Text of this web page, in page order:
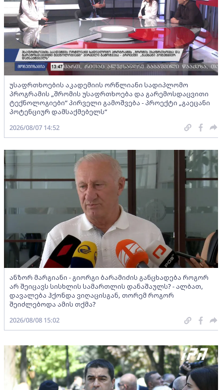
უსაფრთხოების აკადემიის ორწლიანი სადიპლომო
პროგრამის „შრომის უსაფრთხოება და გარემოსდაცვითი
ტექნოლოგიები“ პირველი გამოშვება - პროექტი „გაეცანი
პოტენციურ დამსაქმებელს“
2026/08/07 14:52
ანზორ მარგიანი - გიორგი ბარამიძის განცხადება როგორ
არ შეიცავს სისხლის სამართლის დანაშაულს? - ალბათ,
დავალება ჰქონდა ვიღაცისგან, თორემ როგორ
შეიძლებოდა ამის თქმა?
2026/08/08 15:02